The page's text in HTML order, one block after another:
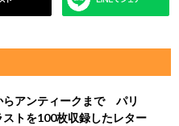
らアンティークまで パリ
トを100枚収録したレター